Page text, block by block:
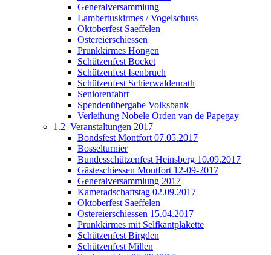
Generalversammlung
Lambertuskirmes / Vogelschuss
Oktoberfest Saeffelen
Ostereierschiessen
Prunkkirmes Höngen
Schützenfest Bocket
Schützenfest Isenbruch
Schützenfest Schierwaldenrath
Seniorenfahrt
Spendenübergabe Volksbank
Verleihung Nobele Orden van de Papegay
1.2_Veranstaltungen 2017
Bondsfest Montfort 07.05.2017
Bosselturnier
Bundesschützenfest Heinsberg 10.09.2017
Gästeschiessen Montfort 12-09-2017
Generalversammlung 2017
Kameradschaftstag 02.09.2017
Oktoberfest Saeffelen
Ostereierschiessen 15.04.2017
Prunkkirmes mit Selfkantplakette
Schützenfest Birgden
Schützenfest Millen